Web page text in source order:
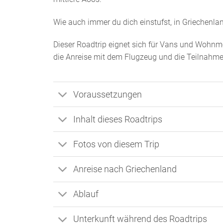
Wie auch immer du dich einstufst, in
Dieser Roadtrip eignet sich für Vans und
die Anreise mit dem Flugzeug und die
Voraussetzungen
Inhalt dieses Roadtrips
Fotos von diesem Trip
Anreise nach Griechenland
Ablauf
Unterkunft während des Roadtrips